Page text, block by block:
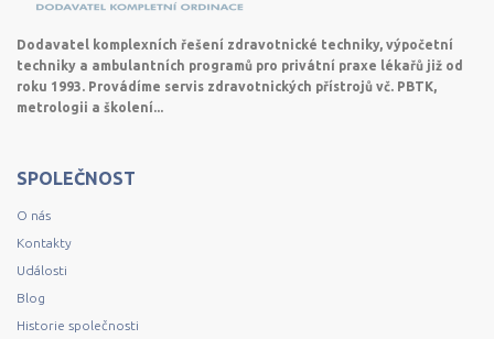
Dodavatel komplexních řešení zdravotnické techniky, výpočetní
techniky a ambulantních programů pro privátní praxe lékařů již od
roku 1993. Provádíme servis zdravotnických přístrojů vč. PBTK,
metrologii a školení...
SPOLEČNOST
O nás
Kontakty
Události
Blog
Historie společnosti